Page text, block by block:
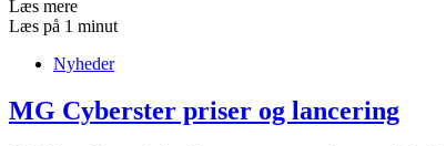
Læs mere
Læs på 1 minut
Nyheder
MG Cyberster priser og lancering